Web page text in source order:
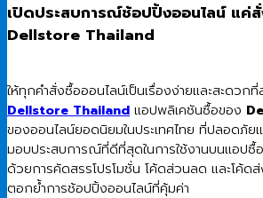
เปิดประสบการณ์ช้อปปิ้งออนไลน์ แค่
Dellstore Thailand
ให้ทุกคำสั่งซื้อออนไลน์เป็นเรื่องง่ายและสะดว
Dellstore Thailand แอปพลิเคชันซื้อของ
ของออนไลน์ยอดนิยมในประเทศไทย ที่ปลอดภัย
มอบประสบการณ์ที่ดีที่สุดในการใช้งานบนแอปซื้
ด้วยการคัดสรรโปรโมชั่น โค้ดส่วนลด และโค้
ตอกย้ำการช้อปปิ้งออนไลน์ที่คุ้มค่า